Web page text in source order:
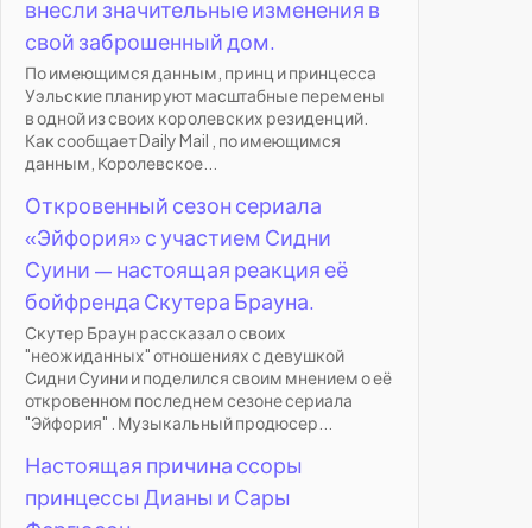
внесли значительные изменения в
свой заброшенный дом.
По имеющимся данным, принц и принцесса
Уэльские планируют масштабные перемены
в одной из своих королевских резиденций.
Как сообщает Daily Mail , по имеющимся
данным, Королевское...
Откровенный сезон сериала
«Эйфория» с участием Сидни
Суини — настоящая реакция её
бойфренда Скутера Брауна.
Скутер Браун рассказал о своих
"неожиданных" отношениях с девушкой
Сидни Суини и поделился своим мнением о её
откровенном последнем сезоне сериала
"Эйфория" . Музыкальный продюсер...
Настоящая причина ссоры
принцессы Дианы и Сары